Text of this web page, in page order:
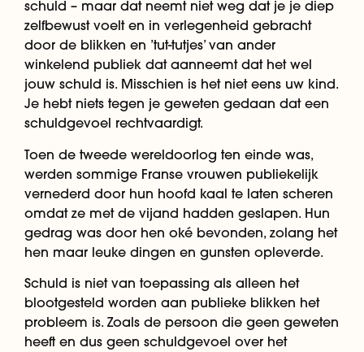
schuld – maar dat neemt niet weg dat je je diep
zelfbewust voelt en in verlegenheid gebracht
door de blikken en ’tut-tutjes’ van ander
winkelend publiek dat aanneemt dat het wel
jouw schuld is. Misschien is het niet eens uw kind.
Je hebt niets tegen je geweten gedaan dat een
schuldgevoel rechtvaardigt.
Toen de tweede wereldoorlog ten einde was,
werden sommige Franse vrouwen publiekelijk
vernederd door hun hoofd kaal te laten scheren
omdat ze met de vijand hadden geslapen. Hun
gedrag was door hen oké bevonden, zolang het
hen maar leuke dingen en gunsten opleverde.
Schuld is niet van toepassing als alleen het
blootgesteld worden aan publieke blikken het
probleem is. Zoals de persoon die geen geweten
heeft en dus geen schuldgevoel over het